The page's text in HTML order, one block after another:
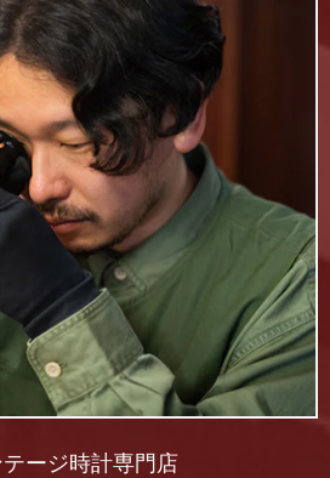
テージ時計専門店